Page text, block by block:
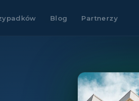
Blog Partnerzy